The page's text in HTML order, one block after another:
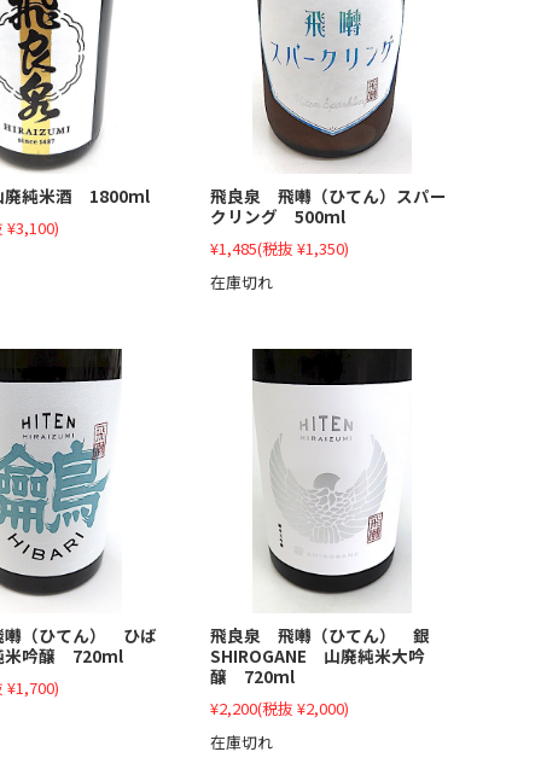
純米酒 1800ml
¥3,100)
飛良泉 飛囀（ひてん）スパー
クリング 500ml
¥1,485(税抜 ¥1,350)
在庫切れ
（ひてん） ひば
吟醸 720ml
¥1,700)
飛良泉 飛囀（ひてん） 銀
SHIROGANE 山廃純米大吟
醸 720ml
¥2,200(税抜 ¥2,000)
在庫切れ